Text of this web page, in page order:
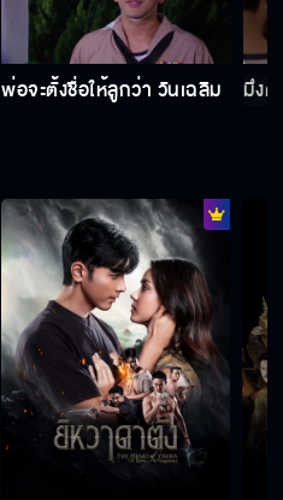
พ่อจะตั้งชื่อให้ลูกว่า วันเฉลิม มึงต